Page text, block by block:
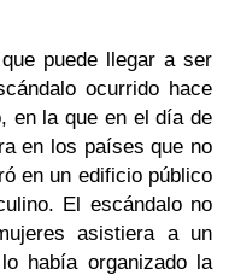
puede llegar a ser
ocurrido hace
en la que en el día de
en los países que no
en un edificio público
El escándalo no
asistiera a un
había organizado la